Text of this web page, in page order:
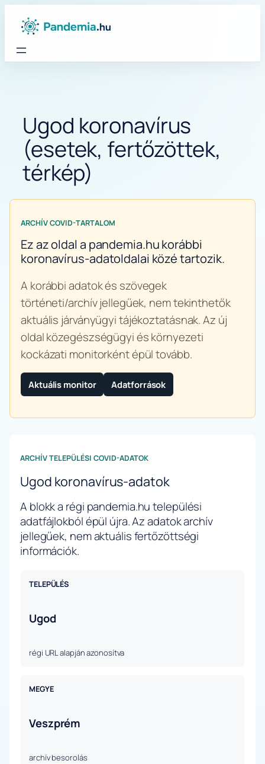
Ugod koronavírus
(esetek, fertőzöttek,
térkép)
ARCHÍV COVID-TARTALOM
Ez az oldal a pandemia.hu korábbi
koronavírus-adatoldalai közé tartozik.
A korábbi adatok és szövegek
történeti/archív jellegűek, nem tekinthetők
aktuális járványügyi tájékoztatásnak. Az új
oldal közegészségügyi és környezeti
kockázati monitorként épül tovább.
Aktuális monitor Adatforrások
ARCHÍV TELEPÜLÉSI COVID-ADATOK
Ugod koronavírus-adatok
A blokk a régi pandemia.hu települési
adatfájlokból épül újra. Az adatok archív
jellegűek, nem aktuális fertőzöttségi
információk.
TELEPÜLÉS
Ugod
régi URL alapján azonosítva
MEGYE
Veszprém
archív besorolás